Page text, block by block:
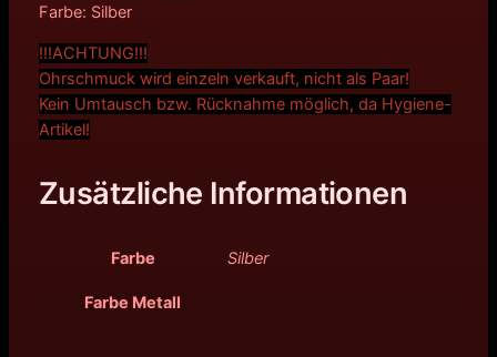
Farbe: Silber
!!!ACHTUNG!!!
Ohrschmuck wird einzeln verkauft, nicht als Paar!
Kein Umtausch bzw. Rücknahme möglich, da Hygiene-
Artikel!
Zusätzliche Informationen
Farbe Silber
Farbe Metall